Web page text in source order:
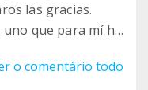
las gracias.
uno que para mí ha
cambios.
lo necesito,
o comentário todo